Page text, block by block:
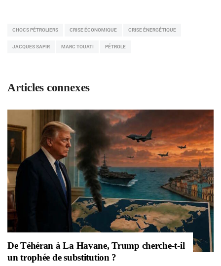
CHOCS PÉTROLIERS CRISE ÉCONOMIQUE CRISE ÉNERGÉTIQUE
JACQUES SAPIR MARC TOUATI PÉTROLE
Articles connexes
De Téhéran à La Havane, Trump cherche-t-il
un trophée de substitution ?